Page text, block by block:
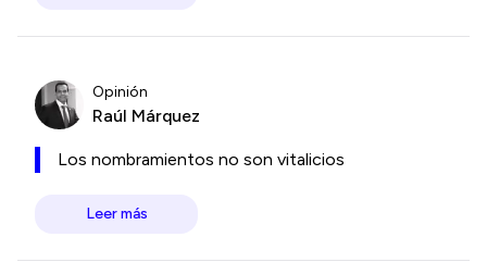
Opinión
Raúl Márquez
Los nombramientos no son vitalicios
Leer más